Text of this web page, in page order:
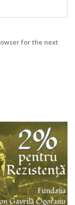
for the next